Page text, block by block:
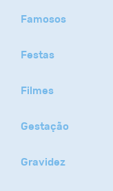
Famosos
Festas
Filmes
Gestação
Gravidez